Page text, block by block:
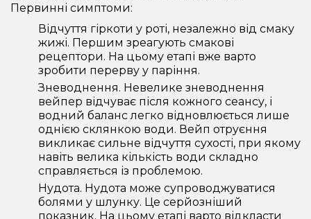
Первинні симптоми:
Відчуття гіркоти у роті, незалежно від смаку
жижі. Першим зреагують смакові
рецептори. На цьому етапі вже варто
зробити перерву у паріння.
Зневоднення. Невелике зневоднення
вейпер відчуває після кожного сеансу, і
водний баланс легко відновлюється лише
однією склянкою води. Вейп отруєння
викликає сильне відчуття сухості, при якому
навіть велика кількість води складно
справляється із проблемою.
Нудота. Нудота може супроводжуватися
болями у шлунку. Це серйозніший
показник. На цьому етапі варто відкласти